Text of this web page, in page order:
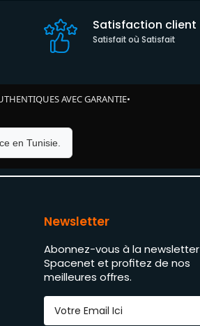
Satisfaction client
Satisfait où Satisfait
AVEC GARANTIE•
en Tunisie.
Newsletter
Abonnez-vous à la newsletter
Spacenet et profitez de nos
meilleures offres.